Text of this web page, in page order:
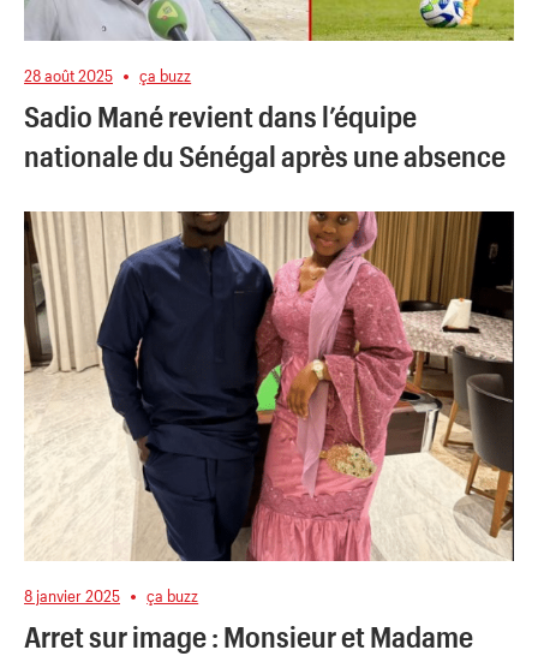
28 août 2025 ça buzz
Sadio Mané revient dans l’équipe
nationale du Sénégal après une absence
8 janvier 2025 ça buzz
Arret sur image : Monsieur et Madame